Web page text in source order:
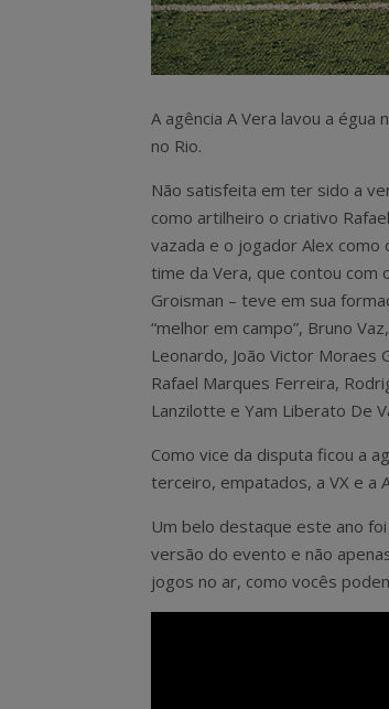
A agência A Vera lavou a
no Rio.
Não satisfeita em ter sido a
como artilheiro o criativo
vazada e o jogador Alex como
time da Vera, que contou com
Groisman – teve em sua
“melhor em campo”, Bruno
Leonardo, João Victor Moraes
Rafael Marques Ferreira,
Lanzilotte e Yam Liberato De
Como vice da disputa ficou a
terceiro, empatados, a VX e a
Um belo destaque este ano
versão do evento e não
jogos no ar, como vocês